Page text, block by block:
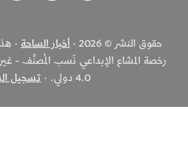
حقوق النشر © 2026 · أخبار الساحة ·
رخصة المشاع الإبداعي نَسب المُصنَّف -
4.0 دولي. ·
تسجيل